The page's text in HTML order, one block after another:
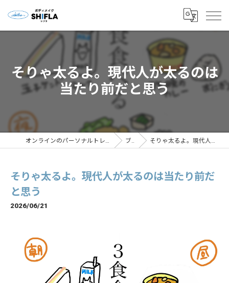
そりゃ太るよ。現代人が太るのは
当たり前だと思う
オンラインのパーソナルトレーニングならボディメイクSHIFLA ブログ そりゃ太るよ。現代人が太るのは当たり前だと思う
そりゃ太るよ。現代人が太るのは当たり前だ
と思う
2026/06/21